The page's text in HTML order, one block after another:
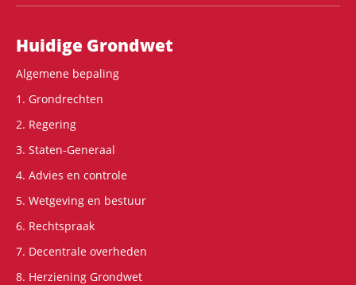
Hoofdnavigatie
Huidige Grondwet
Algemene bepaling
1. Grondrechten
2. Regering
3. Staten-Generaal
4. Advies en controle
5. Wetgeving en bestuur
6. Rechtspraak
7. Decentrale overheden
8. Herziening Grondwet